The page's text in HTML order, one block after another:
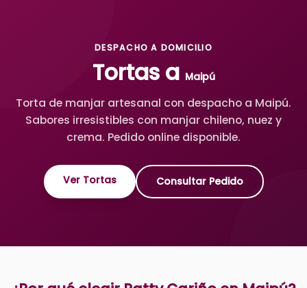
DESPACHO A DOMICILIO
Tortas a Maipú
Torta de manjar artesanal con despacho a Maipú.
Sabores irresistibles con manjar chileno, nuez y
crema. Pedido online disponible.
Ver Tortas Consultar Pedido